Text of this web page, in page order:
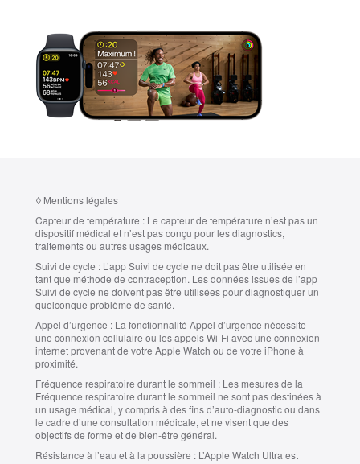
◊Mentions légales
Capteur de température : Le capteur de température n’est pas un
dispositif médical et n’est pas conçu pour les diagnostics,
traitements ou autres usages médicaux.
Suivi de cycle : L’app Suivi de cycle ne doit pas être utilisée en
tant que méthode de contraception. Les données issues de l’app
Suivi de cycle ne doivent pas être utilisées pour diagnostiquer un
quelconque problème de santé.
Appel d’urgence : La fonctionnalité Appel d’urgence nécessite
une connexion cellulaire ou les appels Wi‑Fi avec une connexion
internet provenant de votre Apple Watch ou de votre iPhone à
proximité.
Fréquence respiratoire durant le sommeil : Les mesures de la
Fréquence respiratoire durant le sommeil ne sont pas destinées à
un usage médical, y compris à des fins d’auto‑diagnostic ou dans
le cadre d’une consultation médicale, et ne visent que des
objectifs de forme et de bien‑être général.
Résistance à l’eau et à la poussière : L’Apple Watch Ultra est